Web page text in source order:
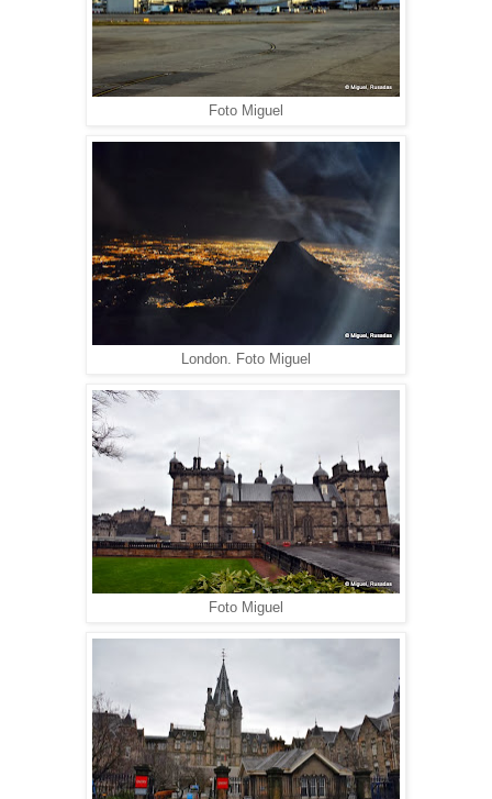
Foto Miguel
London. Foto Miguel
Foto Miguel